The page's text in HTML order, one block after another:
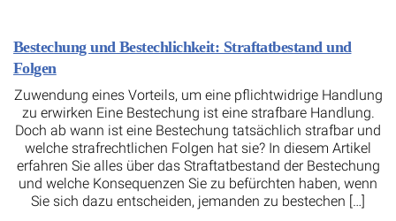
Bestechung und Bestechlichkeit: Straftatbestand und
Folgen
Zuwendung eines Vorteils, um eine pflichtwidrige Handlung
zu erwirken Eine Bestechung ist eine strafbare Handlung.
Doch ab wann ist eine Bestechung tatsächlich strafbar und
welche strafrechtlichen Folgen hat sie? In diesem Artikel
erfahren Sie alles über das Straftatbestand der Bestechung
und welche Konsequenzen Sie zu befürchten haben, wenn
Sie sich dazu entscheiden, jemanden zu bestechen […]